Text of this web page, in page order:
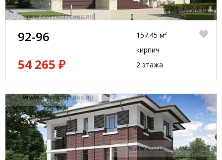
92-96
54 265 ₽
157.45 м²
кирпич
2 этажа